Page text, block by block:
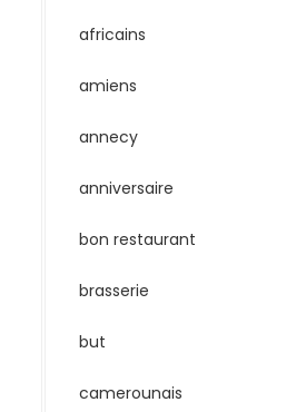
africains
amiens
annecy
anniversaire
bon restaurant
brasserie
but
camerounais